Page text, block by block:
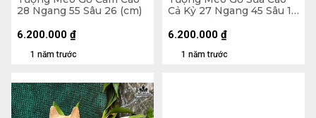
28 Ngang 55 Sâu 26 (cm)
1 năm trước
6.200.000 ₫
Cả Kỷ 27 Ngang 45 Sâu 12
1 năm trước
6.200.000 ₫